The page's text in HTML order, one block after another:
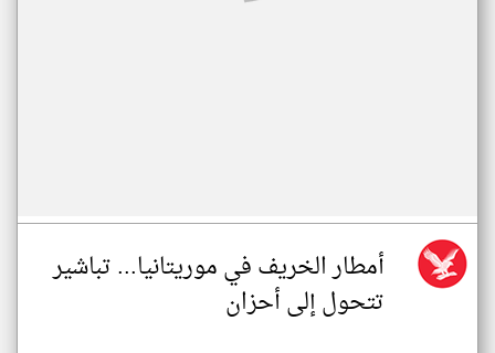
أمطار الخريف في موريتانيا... تباشير
تتحول إلى أحزان